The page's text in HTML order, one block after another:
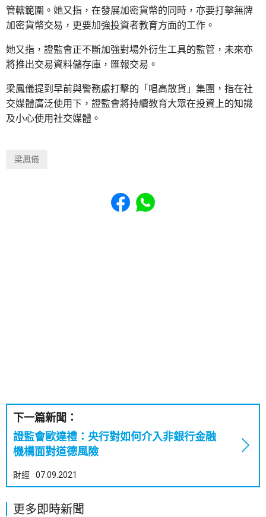
管轄範圍。她又指，在發展加密貨幣的同時，亦要打擊無牌
加密貨幣交易，更要加強投資者教育方面的工作。
她又指，證監會正不斷加強對場外衍生工具的監管，未來亦
將推出交易資料儲存庫，匯報交易。
梁鳳儀提到早前與警務處打擊的「唱高散貨」集團，指在社
交媒體廣泛使用下，證監會將持續教育大眾在投資上的知識
及小心使用社交媒體。
梁鳳儀
Share to Facebook
Share to WhatsApp
下一篇新聞：
證監會歐達禮：央行對如何介入非銀行金融
機構面對道德風險
財經 07.09.2021
更多即時新聞